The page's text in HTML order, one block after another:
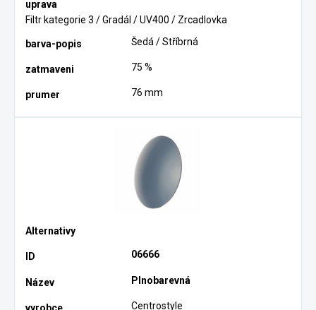
Filtr kategorie 3 / Gradál / UV400 / Zrcadlovka
Šedá / Stříbrná
75 %
76 mm
06666
Plnobarevná
Centrostyle